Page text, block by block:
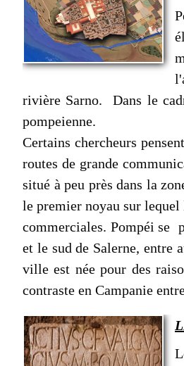
rivière Sarno. Dans le
pompeienne.
Certains chercheurs
routes de grande
situé à peu près dans la
le premier noyau sur
commerciales. Pompéi se
et le sud de Salerne, entre
ville est née pour des
contraste en Campanie